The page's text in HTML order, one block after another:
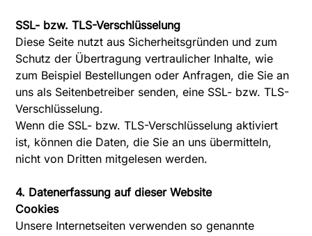
SSL- bzw. TLS-Verschlüsselung
Diese Seite nutzt aus Sicherheitsgründen und zum
Schutz der Übertragung vertraulicher Inhalte, wie
zum Beispiel Bestellungen oder Anfragen, die Sie an
uns als Seitenbetreiber senden, eine SSL- bzw. TLS-
Verschlüsselung.
Wenn die SSL- bzw. TLS-Verschlüsselung aktiviert
ist, können die Daten, die Sie an uns übermitteln,
nicht von Dritten mitgelesen werden.
4. Datenerfassung auf dieser Website
Cookies
Unsere Internetseiten verwenden so genannte